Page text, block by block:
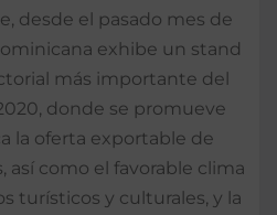
desde el pasado mes de
exhibe un stand
más importante del
donde se promueve
la oferta exportable de
así como el favorable clima
turísticos y culturales, y la